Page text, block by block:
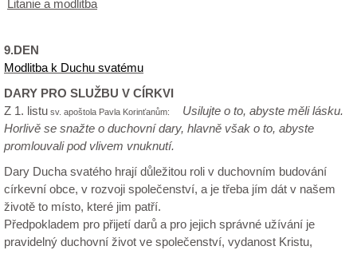
Litanie a modlitba
9.DEN
Modlitba k Duchu svatému
DARY PRO SLUŽBU V CÍRKVI
Z 1. listu sv. apoštola Pavla Korinťanům:
Usilujte o to, abyste měli lásku.
Horlivě se snažte o duchovní dary, hlavně však o to, abyste
promlouvali pod vlivem vnuknutí.
Dary Ducha svatého hrají důležitou roli v duchovním budování
církevní obce, v rozvoji společenství, a je třeba jím dát v našem
životě to místo, které jim patří.
Předpokladem pro přijetí darů a pro jejich správné užívání je
pravidelný duchovní život ve společenství, vydanost Kristu,